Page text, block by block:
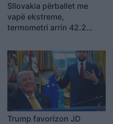
Sllovakia përballet me
vapë ekstreme,
termometri arrin 42.2
Trump favorizon JD